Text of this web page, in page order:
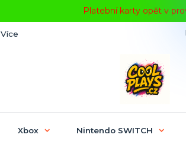
Platební karty opět v
Více
Xbox Nintendo SWITCH